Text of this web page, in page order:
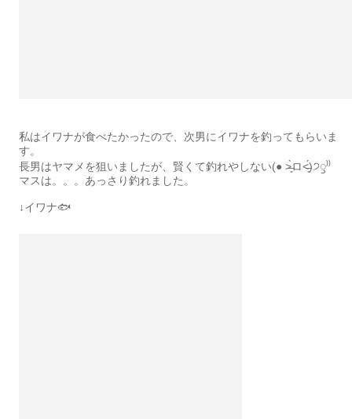
私はイワナが食べたかったので、次男にイワナを釣ってもらいま
す。
長男はヤマメを狙いましたが、賢くて釣れやしない(● ˃̶͈̀ロ˂̶͈́)੭ꠥ⁾⁾
マスは。。。あっさり釣れました。
↓イワナ🐟